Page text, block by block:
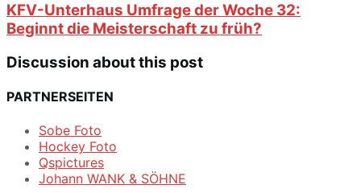
KFV-Unterhaus Umfrage der Woche 32:
Beginnt die Meisterschaft zu früh?
Discussion about this post
PARTNERSEITEN
Sobe Foto
Hockey Foto
Qspictures
Johann WANK & SÖHNE